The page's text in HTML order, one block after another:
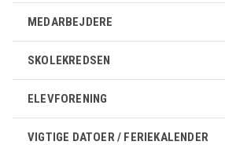
MEDARBEJDERE
SKOLEKREDSEN
ELEVFORENING
VIGTIGE DATOER / FERIEKALENDER